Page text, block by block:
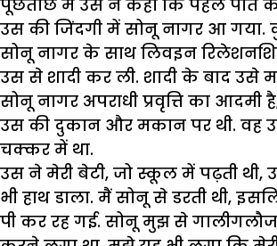
पूछताछ में उस ने कहा कि पहले पति
उस की जिंदगी में सोनू नागर आ गया.
सोनू नागर के साथ लिवइन
उस से शादी कर ली. शादी के बाद उसे
सोनू नागर अपराधी प्रवृत्ति का
उस की दुकान और मकान पर थी. वह
चक्कर में था.
उस ने मेरी बेटी, जो स्कूल में पढ़ती थी,
भी हाथ डाला. मैं सोनू से डरती थी,
पी कर रह गई. सोनू मुझ से